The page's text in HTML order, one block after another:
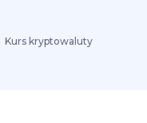
Kurs kryptowaluty